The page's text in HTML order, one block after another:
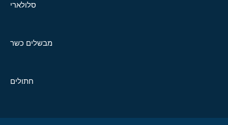
סלולארי
מבשלים כשר
חתולים